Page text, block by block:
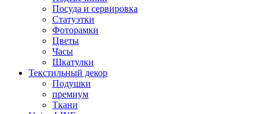
Посуда и сервировка
Статуэтки
Фоторамки
Цветы
Часы
Шкатулки
Текстильный декор
Подушки
премиум
Ткани